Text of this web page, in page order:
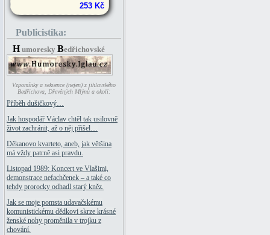
253 Kč
Publicistika:
H umoresky Bedřichovské
Vzpomínky a sekvence (nejen) z jihlavského
Bedřichova, Dřevěných Mlýnů a okolí:
Příběh dušičkový…
Jak hospodář Václav chtěl tak usilovně
život zachránit, až o něj přišel…
Děkanovo kvarteto, aneb, jak většina
má vždy patrně asi pravdu.
Listopad 1989: Koncert ve Vlašimi,
demonstrace nefachčenek – a také co
tehdy prorocky odhadl starý kněz.
Jak se moje pomsta udavačskému
komunistickému dědkovi skrze krásné
ženské nohy proměnila v trojku z
chování.